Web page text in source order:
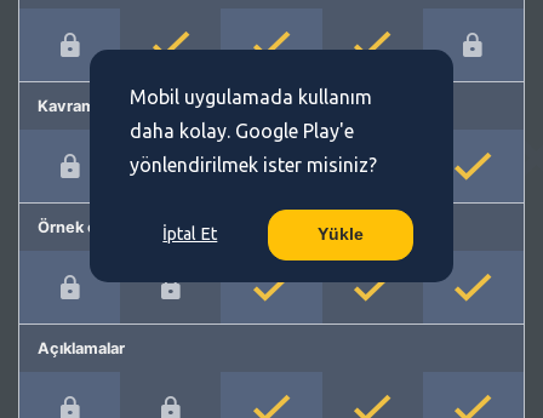
Kavram önerme
Örnek cümleler
Açıklamalar
Mobil uygulamada kullanım
daha kolay. Google Play'e
yönlendirilmek ister misiniz?
İptal Et Yükle